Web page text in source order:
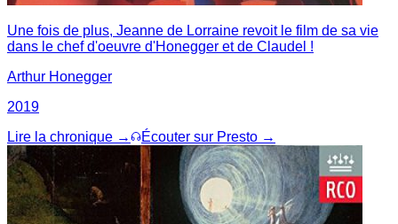
Une fois de plus, Jeanne de Lorraine revoit le film de sa vie
dans le chef d'oeuvre d'Honegger et de Claudel !
Arthur Honegger
2019
Lire la chronique →
Écouter sur Presto →